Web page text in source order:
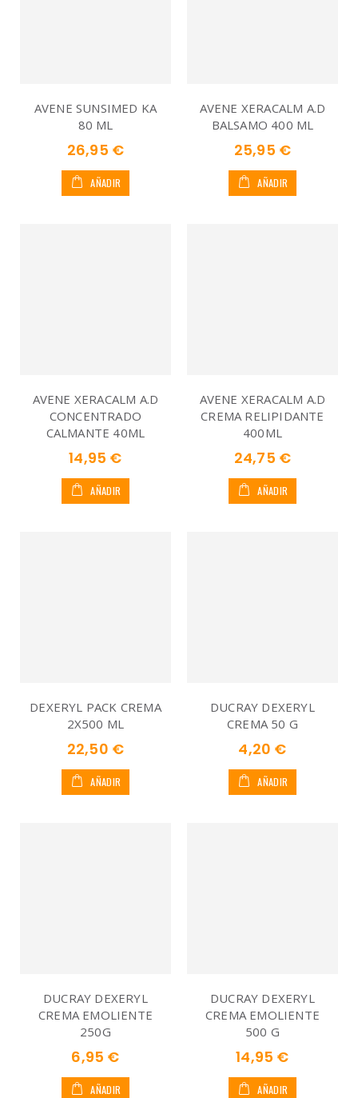
AVENE SUNSIMED KA
80 ML
26,95 €
AÑADIR
AVENE XERACALM A.D
BALSAMO 400 ML
25,95 €
AÑADIR
AVENE XERACALM A.D
CONCENTRADO
CALMANTE 40ML
14,95 €
AÑADIR
AVENE XERACALM A.D
CREMA RELIPIDANTE
400ML
24,75 €
AÑADIR
DEXERYL PACK CREMA
2X500 ML
22,50 €
AÑADIR
DUCRAY DEXERYL
CREMA 50 G
4,20 €
AÑADIR
DUCRAY DEXERYL
CREMA EMOLIENTE
250G
6,95 €
AÑADIR
DUCRAY DEXERYL
CREMA EMOLIENTE
500 G
14,95 €
AÑADIR